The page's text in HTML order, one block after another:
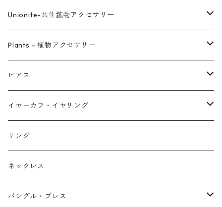
Unionite-共生鉱物アクセサリー
ピアス
ネックレス
イヤーカフ
イヤリング
Plants - 植物アクセサリー
ピアス
ネックレス
リング
ブレス
オブジェ
ピアス
スタッド・一粒
フック・ぶら下がり
フープ
イヤーカフ・イヤリング
原石イヤーカフ
植物イヤーカフ
ぶら下がりイヤーカフ
リング
ネックレス
バングル・ブレス